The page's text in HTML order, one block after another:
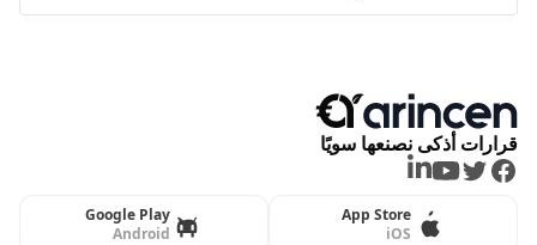
قرارات أذكى نصنعها سويًا
Facebook
Twitter
Youtube
LinkedIn
App Store
iOS
Google Play
Android